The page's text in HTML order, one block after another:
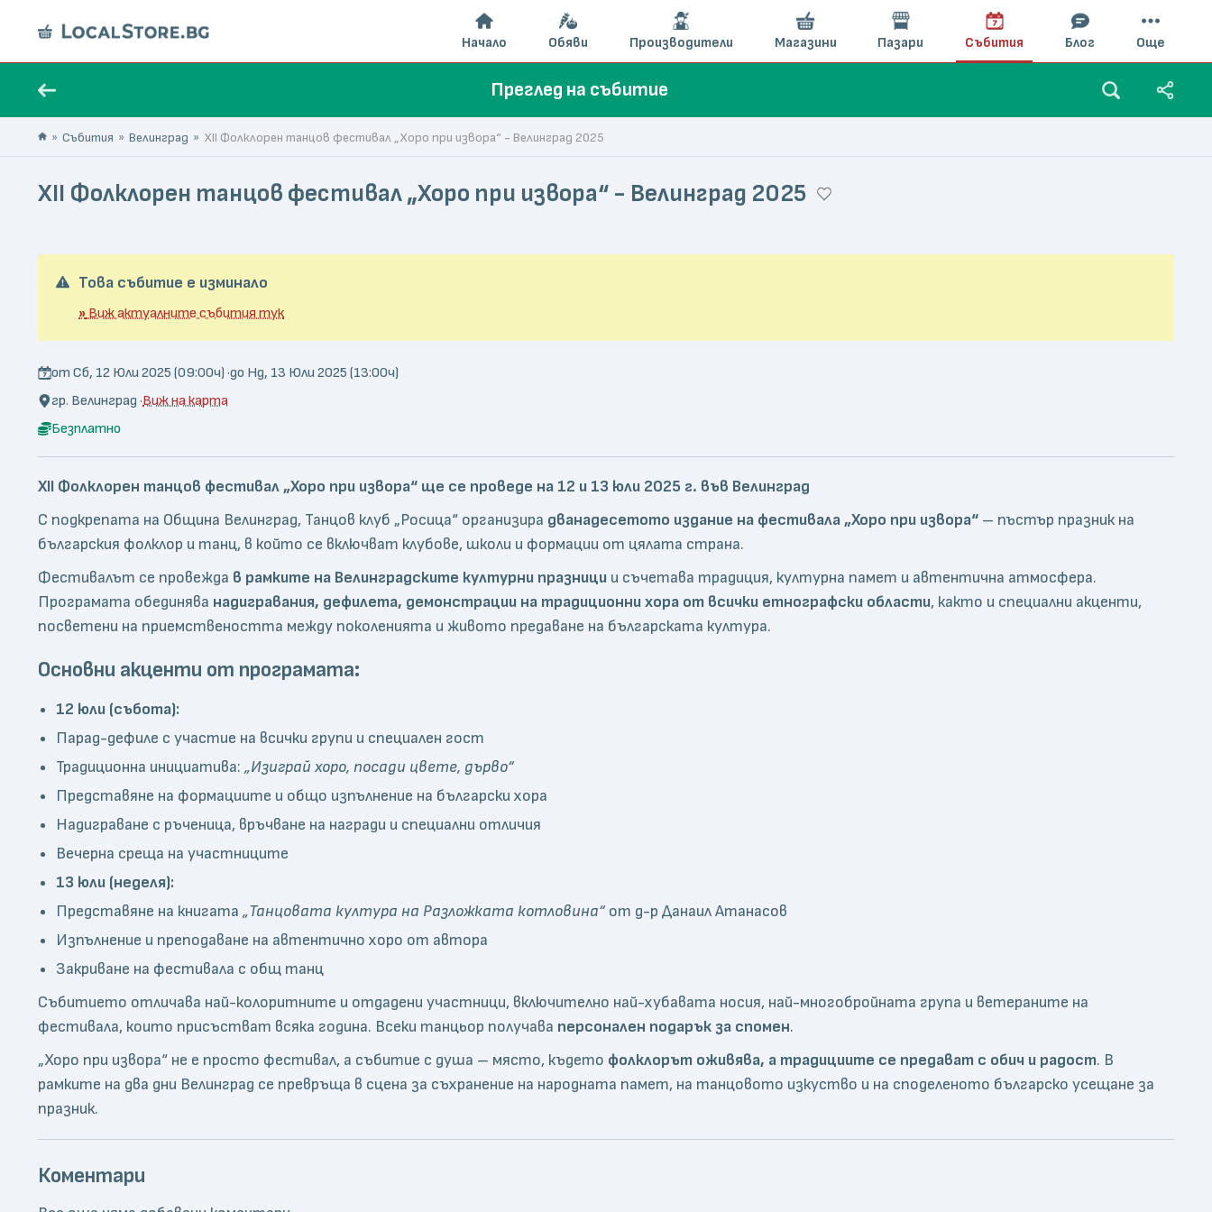
Преглед на събитие
Събития Велинград XII Фолклорен танцов фестивал „Хоро при извора“ - Велинград 2025
XII Фолклорен танцов фестивал „Хоро при извора“ - Велинград 2025
Това събитие е изминало
»Виж актуалните събития тук
от Сб, 12 Юли 2025 (09:00ч) ·до Нд, 13 Юли 2025 (13:00ч)
гр. Велинград ·Виж на карта
Безплатно
XII Фолклорен танцов фестивал „Хоро при извора“ ще се проведе на 12 и 13 юли 2025 г. във Велинград
С подкрепата на Община Велинград, Танцов клуб „Росица“ организира дванадесетото издание на фестивала „Хоро при извора“ – пъстър празник на
българския фолклор и танц, в който се включват клубове, школи и формации от цялата страна.
Фестивалът се провежда в рамките на Велинградските културни празници и съчетава традиция, културна памет и автентична атмосфера.
Програмата обединява надигравания, дефилета, демонстрации на традиционни хора от всички етнографски области, както и специални акценти,
посветени на приемствеността между поколенията и живото предаване на българската култура.
Основни акценти от програмата:
12 юли (събота):
Парад-дефиле с участие на всички групи и специален гост
Традиционна инициатива: „Изиграй хоро, посади цвете, дърво“
Представяне на формациите и общо изпълнение на български хора
Надиграване с ръченица, връчване на награди и специални отличия
Вечерна среща на участниците
13 юли (неделя):
Представяне на книгата „Танцовата култура на Разложката котловина“от д-р Данаил Атанасов
Изпълнение и преподаване на автентично хоро от автора
Закриване на фестивала с общ танц
Събитието отличава най-колоритните и отдадени участници, включително най-хубавата носия, най-многобройната група и ветераните на
фестивала, които присъстват всяка година. Всеки танцьор получава персонален подарък за спомен.
„Хоро при извора“ не е просто фестивал, а събитие с душа – място, където фолклорът оживява, а традициите се предават с обич и радост. В
рамките на два дни Велинград се превръща в сцена за съхранение на народната памет, на танцовото изкуство и на споделеното българско усещане за
празник.
Коментари
Начало Обяви Производители Магазини Пазари Събития Блог Още